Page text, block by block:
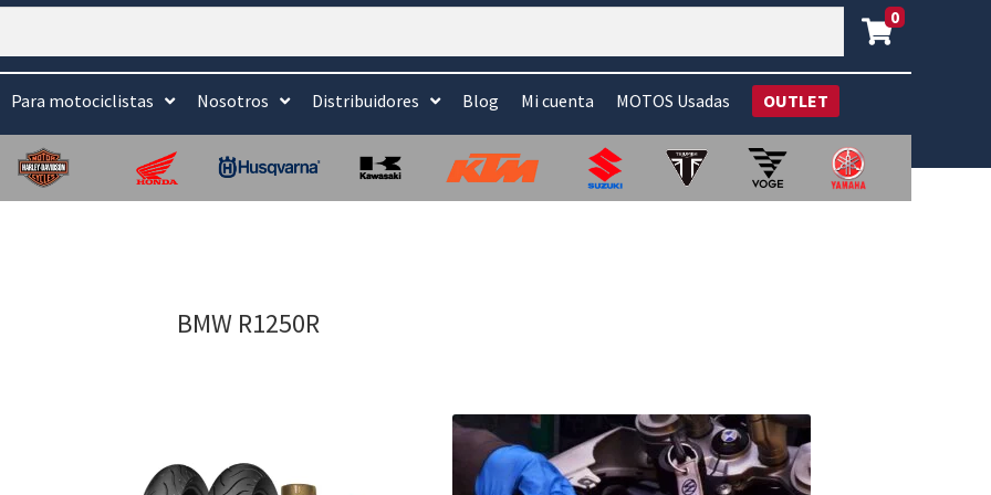
0
Para motociclistas Nosotros Distribuidores Blog Mi cuenta MOTOS Usadas OUTLET
BMW R1250R